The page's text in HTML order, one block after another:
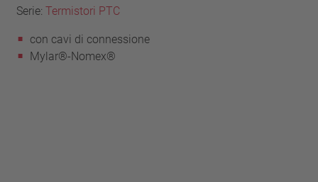
Serie:Termistori PTC
con cavi di connessione
Mylar®-Nomex®